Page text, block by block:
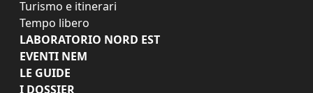
Turismo e itinerari
Tempo libero
LABORATORIO NORD EST
EVENTI NEM
LE GUIDE
I DOSSIER